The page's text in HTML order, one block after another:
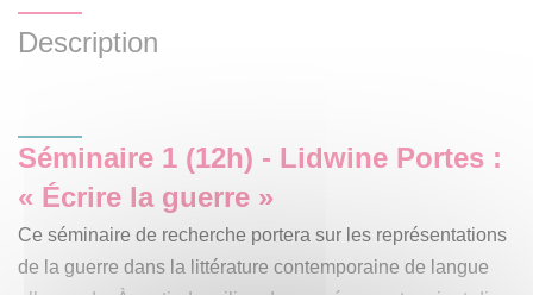
Description
Séminaire 1 (12h) - Lidwine Portes :
« Écrire la guerre »
Ce séminaire de recherche portera sur les représentations
de la guerre dans la littérature contemporaine de langue